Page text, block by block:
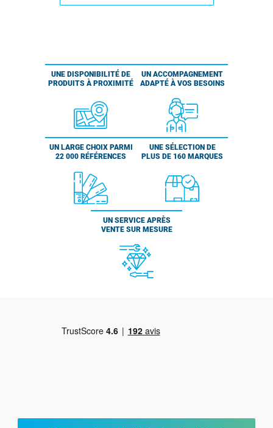
UNE DISPONIBILITÉ DE
PRODUITS À PROXIMITÉ
UN ACCOMPAGNEMENT
ADAPTÉ À VOS BESOINS
UN LARGE CHOIX PARMI
22 000 RÉFÉRENCES
UNE SÉLECTION DE
PLUS DE 160 MARQUES
UN SERVICE APRÈS
VENTE SUR MESURE